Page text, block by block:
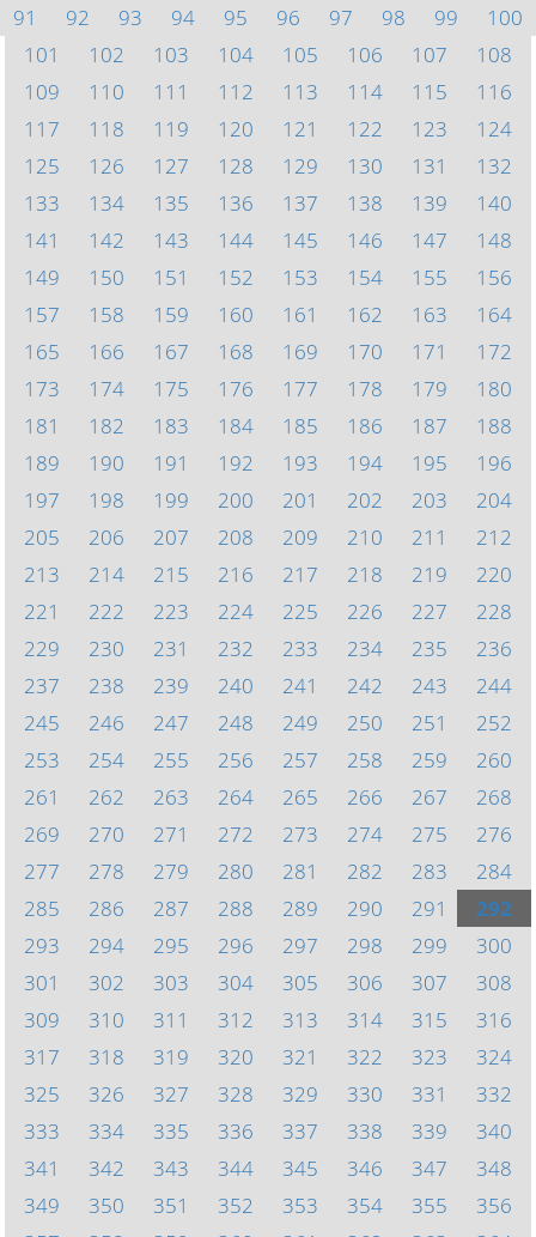
91
92 93 94 95 96 97 98 99
100
101
102 103 104 105 106 107
108
109
110 111 112 113 114 115
116
117
118 119 120 121 122 123
124
125
126 127 128 129 130 131
132
133
134 135 136 137 138 139
140
141
142 143 144 145 146 147
148
149
150 151 152 153 154 155
156
157
158 159 160 161 162 163
164
165
166 167 168 169 170 171
172
173
174 175 176 177 178 179
180
181
182 183 184 185 186 187
188
189
190 191 192 193 194 195
196
197
198 199 200 201 202 203
204
205
206 207 208 209 210 211
212
213
214 215 216 217 218 219
220
221
222 223 224 225 226 227
228
229
230 231 232 233 234 235
236
237
238 239 240 241 242 243
244
245
246 247 248 249 250 251
252
253
254 255 256 257 258 259
260
261
262 263 264 265 266 267
268
269
270 271 272 273 274 275
276
277
278 279 280 281 282 283
284
285
286 287 288 289 290 291
292
293
294 295 296 297 298 299
300
301
302 303 304 305 306 307
308
309
310 311 312 313 314 315
316
317
318 319 320 321 322 323
324
325
326 327 328 329 330 331
332
333
334 335 336 337 338 339
340
341
342 343 344 345 346 347
348
349
350 351 352 353 354 355
356